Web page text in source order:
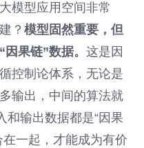
模型应用空间非常
？模型固然重要，但
因果链”数据。这是因
控制论体系，无论是
输出，中间的算法就
和输出数据都是“因果
一起，才能成为有价